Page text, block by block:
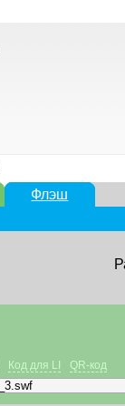
Флэш
Код для LI QR-код